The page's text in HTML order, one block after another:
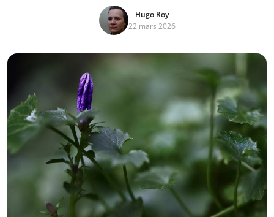
Hugo Roy
22 mars 2026